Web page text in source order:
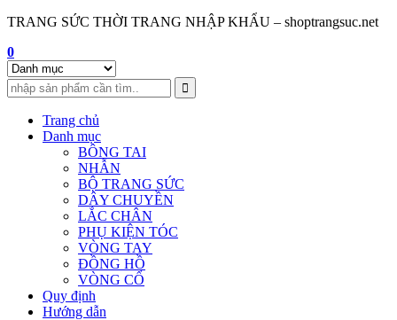
TRANG SỨC THỜI TRANG NHẬP KHẨU – shoptrangsuc.net
0
Trang chủ
Danh mục
BÔNG TAI
NHẪN
BỘ TRANG SỨC
DÂY CHUYỀN
LẮC CHÂN
PHỤ KIỆN TÓC
VÒNG TAY
ĐỒNG HỒ
VÒNG CỔ
Quy định
Hướng dẫn